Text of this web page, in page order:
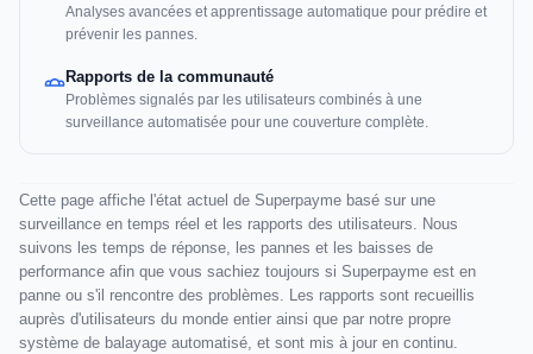
Analyses avancées et apprentissage automatique pour prédire et
prévenir les pannes.
Rapports de la communauté
Problèmes signalés par les utilisateurs combinés à une
surveillance automatisée pour une couverture complète.
Cette page affiche l'état actuel de Superpayme basé sur une
surveillance en temps réel et les rapports des utilisateurs. Nous
suivons les temps de réponse, les pannes et les baisses de
performance afin que vous sachiez toujours si Superpayme est en
panne ou s'il rencontre des problèmes. Les rapports sont recueillis
auprès d'utilisateurs du monde entier ainsi que par notre propre
système de balayage automatisé, et sont mis à jour en continu.